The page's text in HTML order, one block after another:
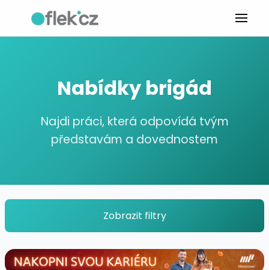
Nabídky brigád
Najdi práci, která odpovídá tvým
představám a dovednostem
Zobrazit filtry